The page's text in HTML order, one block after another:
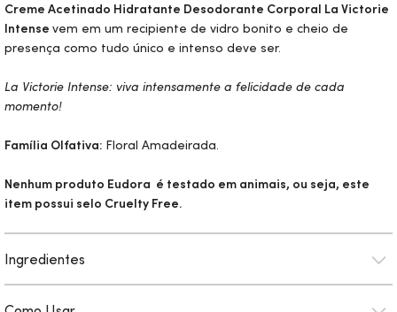
Creme Acetinado Hidratante Desodorante Corporal La Victorie
Intense vem em um recipiente de vidro bonito e cheio de
presença como tudo único e intenso deve ser.
La Victorie Intense: viva intensamente a felicidade de cada
momento!
Família Olfativa: Floral Amadeirada.
Nenhum produto Eudora é testado em animais, ou seja, este
item possui selo Cruelty Free.
Ingredientes